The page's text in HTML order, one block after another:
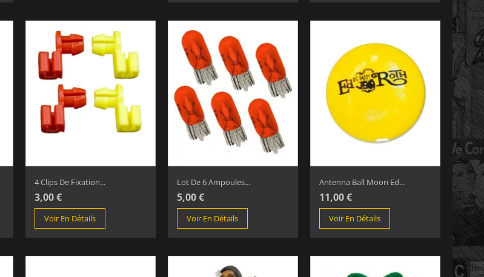
4 Clips De Fixation...
3,00 €
Voir En Détails
Lot De 6 Ampoules...
5,00 €
Voir En Détails
Antenna Ball Moon Ed...
11,00 €
Voir En Détails